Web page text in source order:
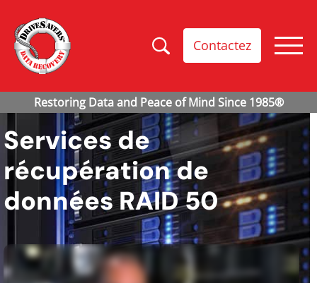
Contactez
Services de
récupération de
données RAID 50